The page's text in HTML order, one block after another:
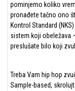
pominjemo koliko
pronađete tačno ono
Kontrol Standard
sistem koji obeležava
preslušate bilo koji
Treba Vam hip hop
Sample-based,